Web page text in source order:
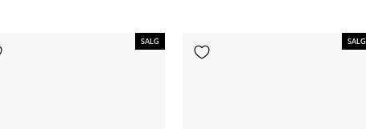
SALG SALG